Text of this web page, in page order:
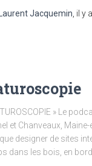
Laurent Jacquemin, il y a
» Le
et Chanveaux,
designer de sites
dans les bois, en bord